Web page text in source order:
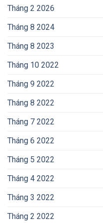
Tháng 2 2026
Tháng 8 2024
Tháng 8 2023
Tháng 10 2022
Tháng 9 2022
Tháng 8 2022
Tháng 7 2022
Tháng 6 2022
Tháng 5 2022
Tháng 4 2022
Tháng 3 2022
Tháng 2 2022